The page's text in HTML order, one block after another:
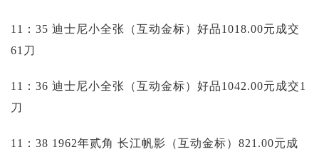
11：35 迪士尼小全张（互动金标）好品1018.00元成交
61刀
11：36 迪士尼小全张（互动金标）好品1042.00元成交1
刀
11：38 1962年贰角 长江帆影（互动金标）821.00元成